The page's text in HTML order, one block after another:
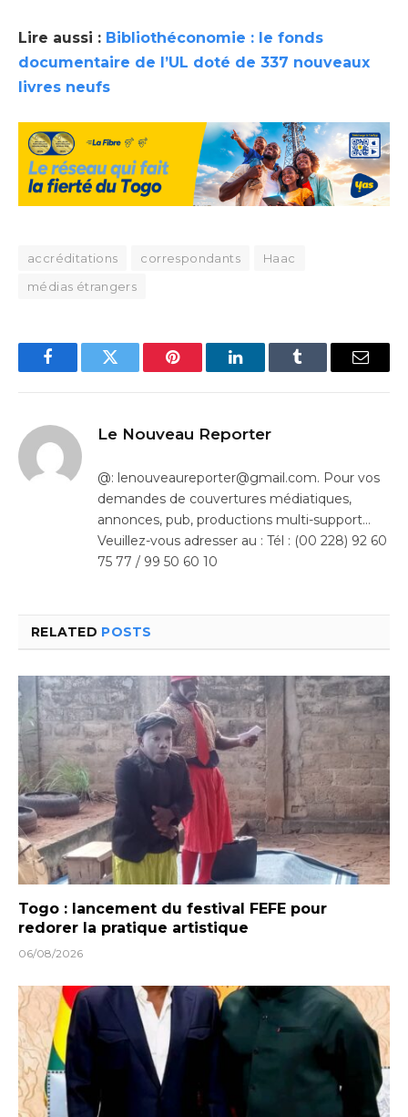
Lire aussi : Bibliothéconomie : le fonds
documentaire de l’UL doté de 337 nouveaux
livres neufs
accréditations correspondants
Haac
médias étrangers
FacebookTwitter Pinterest LinkedInTumblr Email
Le Nouveau Reporter
@: lenouveaureporter@gmail.com. Pour vos
demandes de couvertures médiatiques,
annonces, pub, productions multi-support…
Veuillez-vous adresser au : Tél : (00 228) 92 60
75 77 / 99 50 60 10
RELATED POSTS
Togo : lancement du festival FEFE pour
redorer la pratique artistique
06/08/2026